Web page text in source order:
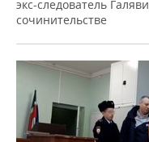
экс-следователь
сочинительстве